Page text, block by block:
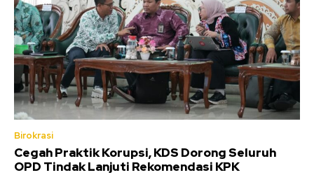
Birokrasi
Cegah Praktik Korupsi, KDS Dorong Seluruh
OPD Tindak Lanjuti Rekomendasi KPK